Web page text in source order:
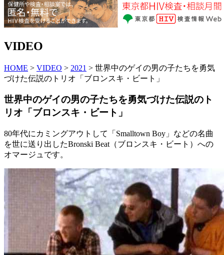
VIDEO
HOME > VIDEO > 2021 > 世界中のゲイの男の子たちを勇気
づけた伝説のトリオ「ブロンスキ・ビート」
世界中のゲイの男の子たちを勇気づけた伝説のト
リオ「ブロンスキ・ビート」
80年代にカミングアウトして「Smalltown Boy」などの名曲
を世に送り出したBronski Beat（ブロンスキ・ビート）への
オマージュです。